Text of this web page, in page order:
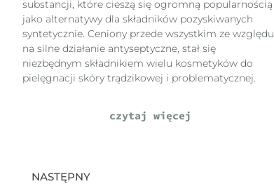
substancji, które cieszą się ogromną popularnością
jako alternatywy dla składników pozyskiwanych
syntetycznie. Ceniony przede wszystkim ze względu
na silne działanie antyseptyczne, stał się
niezbędnym składnikiem wielu kosmetyków do
pielęgnacji skóry trądzikowej i problematycznej.
czytaj więcej
NASTĘPNY